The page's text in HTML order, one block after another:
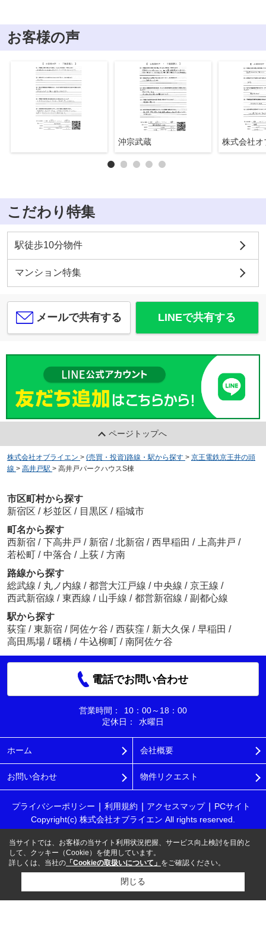
お客様の声
沖宗武蔵
こだわり特集
駅徒歩10分物件
マンション特集
メールで共有する LINEで共有する
ページトップへ
株式会社オブライエン > (売買・投資)路線・駅から探す > 京王電鉄京王井の頭
線 > 高井戸駅 > 高井戸パークハウスS棟
市区町村から探す
新宿区 / 杉並区 / 目黒区 / 稲城市
町名から探す
西新宿 / 下高井戸 / 新宿 / 北新宿 / 西早稲田 / 上高井戸 /
若松町 / 中落合 / 上荻 / 方南
路線から探す
総武線 / 丸ノ内線 / 都営大江戸線 / 中央線 / 京王線 /
西武新宿線 / 東西線 / 山手線 / 都営新宿線 / 副都心線
駅から探す
荻窪 / 東新宿 / 阿佐ケ谷 / 西荻窪 / 新大久保 / 早稲田 /
高田馬場 / 曙橋 / 牛込柳町 / 南阿佐ケ谷
電話でお問い合わせ
営業時間：
10：00～18：00
定休日：
水曜日
ホーム 会社概要
お問い合わせ 物件リクエスト
プライバシーポリシー 利用規約 アクセスマップ
PCサイト
Copyright(c) 株式会社オブライエン All rights reserved.
当サイトでは、お客様の当サイト利用状況把握、サービス向上検討を目的と
して、クッキー（Cookie）を使用しています。
詳しくは、当社の 「Cookieの取扱いについて」 をご確認ください。
閉じる